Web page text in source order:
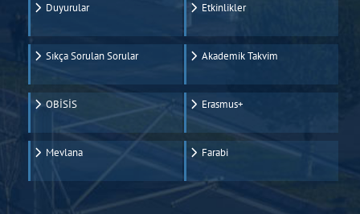
Duyurular Etkinlikler
Sıkça Sorulan Sorular Akademik Takvim
OBİSİS Erasmus+
Mevlana Farabi